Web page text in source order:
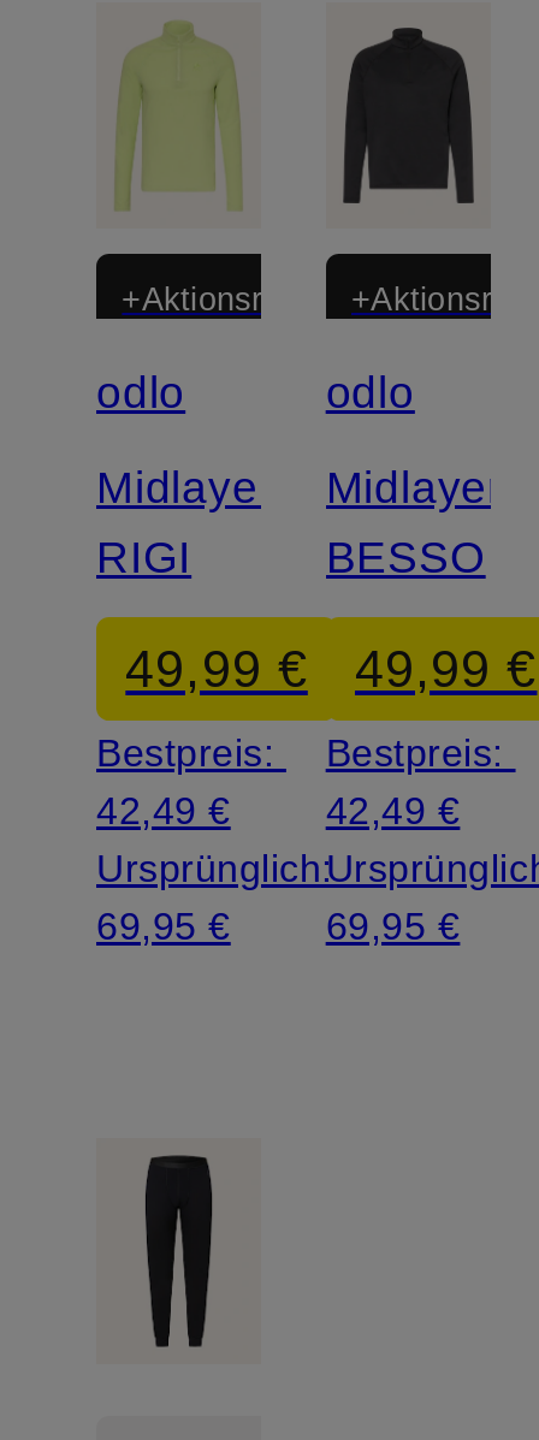
+Aktionsrabatt
Zertifiziert
odlo
Midlayer
RIGI
49,99 €
Bestpreis:
42,49 €
Ursprünglich:
69,95 €
Zertifiziert
odlo
Midlayer
BESSO
49,99 €
Bestpreis:
42,49 €
69,95 €